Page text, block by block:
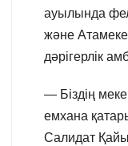
ауылында
және
дәрігерлік
— Біздің
емхана
Салидат